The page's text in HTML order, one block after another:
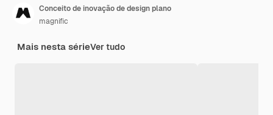
Conceito de inovação de design plano
magnific
Mais nesta sérieVer tudo